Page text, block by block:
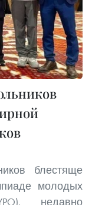
блестяще
молодых
недавно